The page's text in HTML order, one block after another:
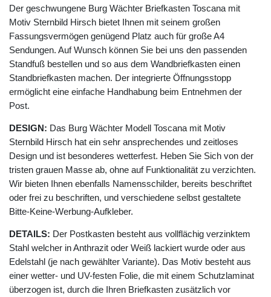
Der geschwungene Burg Wächter Briefkasten Toscana mit
Motiv Sternbild Hirsch bietet Ihnen mit seinem großen
Fassungsvermögen genügend Platz auch für große A4
Sendungen. Auf Wunsch können Sie bei uns den passenden
Standfuß bestellen und so aus dem Wandbriefkasten einen
Standbriefkasten machen. Der integrierte Öffnungsstopp
ermöglicht eine einfache Handhabung beim Entnehmen der
Post.
DESIGN: Das Burg Wächter Modell Toscana mit Motiv
Sternbild Hirsch hat ein sehr ansprechendes und zeitloses
Design und ist besonderes wetterfest. Heben Sie Sich von der
tristen grauen Masse ab, ohne auf Funktionalität zu verzichten.
Wir bieten Ihnen ebenfalls Namensschilder, bereits beschriftet
oder frei zu beschriften, und verschiedene selbst gestaltete
Bitte-Keine-Werbung-Aufkleber.
DETAILS: Der Postkasten besteht aus vollflächig verzinktem
Stahl welcher in Anthrazit oder Weiß lackiert wurde oder aus
Edelstahl (je nach gewählter Variante). Das Motiv besteht aus
einer wetter- und UV-festen Folie, die mit einem Schutzlaminat
überzogen ist, durch die Ihren Briefkasten zusätzlich vor